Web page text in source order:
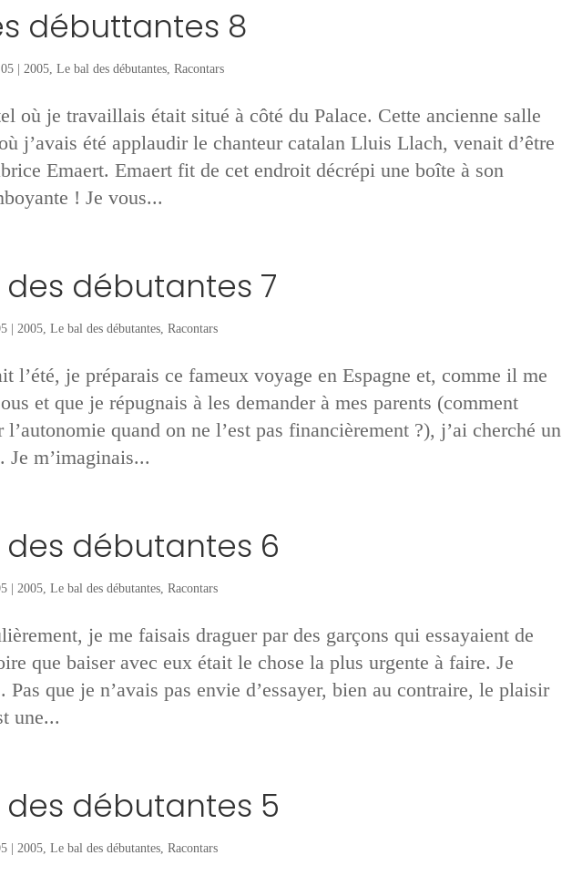
débuttantes 8
| 2005, Le bal des débutantes, Racontars
où je travaillais était situé à côté du Palace. Cette ancienne salle
j’avais été applaudir le chanteur catalan Lluis Llach, venait d’être
Emaert. Emaert fit de cet endroit décrépi une boîte à son
! Je vous...
des débutantes 7
| 2005, Le bal des débutantes, Racontars
je préparais ce fameux voyage en Espagne et, comme il me
et que je répugnais à les demander à mes parents (comment
l’autonomie quand on ne l’est pas financièrement ?), j’ai cherché un
Je m’imaginais...
des débutantes 6
| 2005, Le bal des débutantes, Racontars
je me faisais draguer par des garçons qui essayaient de
que baiser avec eux était le chose la plus urgente à faire. Je
Pas que je n’avais pas envie d’essayer, bien au contraire, le plaisir
une...
des débutantes 5
| 2005, Le bal des débutantes, Racontars